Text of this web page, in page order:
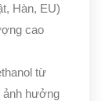
Hàn, EU)
cao
từ
ảnh hưởng